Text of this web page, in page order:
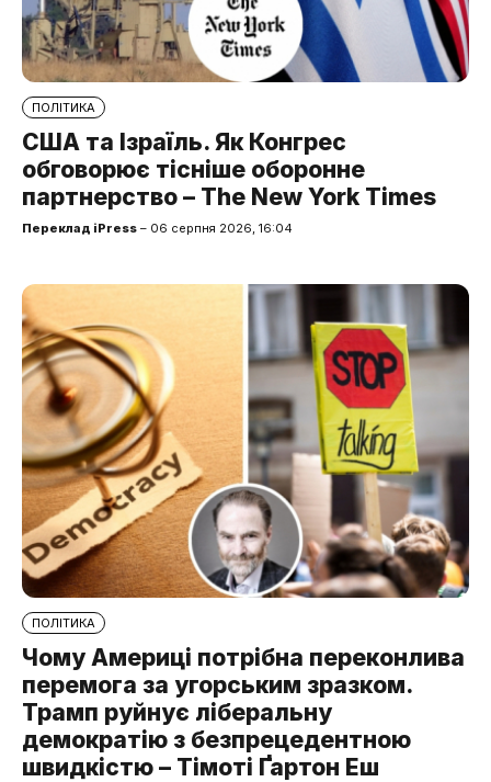
ПОЛІТИКА
США та Ізраїль. Як Конгрес
обговорює тісніше оборонне
партнерство – The New York Times
Переклад iPress – 06 серпня 2026, 16:04
ПОЛІТИКА
Чому Америці потрібна переконлива
перемога за угорським зразком.
Трамп руйнує ліберальну
демократію з безпрецедентною
швидкістю – Тімоті Ґартон Еш